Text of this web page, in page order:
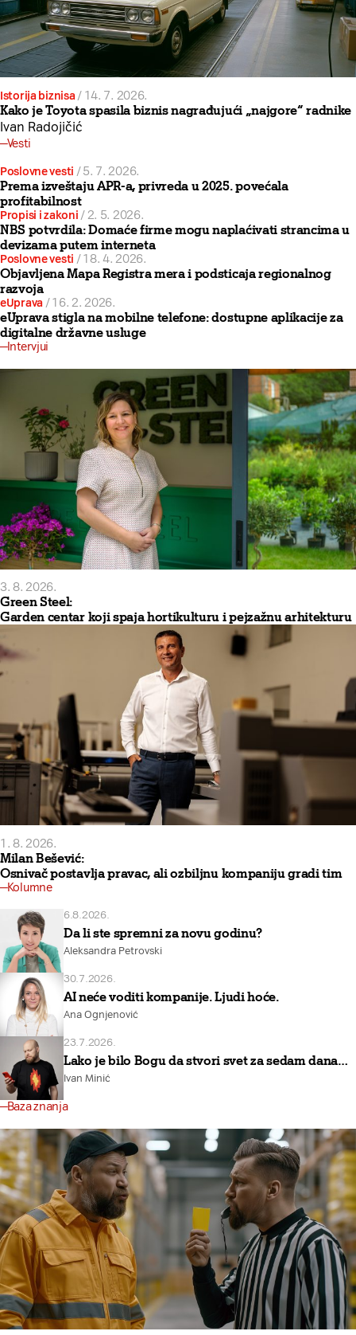
Istorija biznisa / 14. 7. 2026.
Kako je Toyota spasila biznis nagrađujući „najgore“ radnike
Ivan Radojičić
Vesti
Poslovne vesti /5. 7. 2026.
Prema izveštaju APR-a, privreda u 2025. povećala
profitabilnost
Propisi i zakoni /2. 5. 2026.
NBS potvrdila: Domaće firme mogu naplaćivati strancima u
devizama putem interneta
Poslovne vesti /18. 4. 2026.
Objavljena Mapa Registra mera i podsticaja regionalnog
razvoja
eUprava /16. 2. 2026.
eUprava stigla na mobilne telefone: dostupne aplikacije za
digitalne državne usluge
Intervjui
3. 8. 2026.
Green Steel:
Garden centar koji spaja hortikulturu i pejzažnu arhitekturu
1. 8. 2026.
Milan Bešević:
Osnivač postavlja pravac, ali ozbiljnu kompaniju gradi tim
Kolumne
6.8.2026.
Da li ste spremni za novu godinu?
Aleksandra Petrovski
30.7.2026.
AI neće voditi kompanije. Ljudi hoće.
Ana Ognjenović
23.7.2026.
Lako je bilo Bogu da stvori svet za sedam dana…
Ivan Minić
Baza znanja